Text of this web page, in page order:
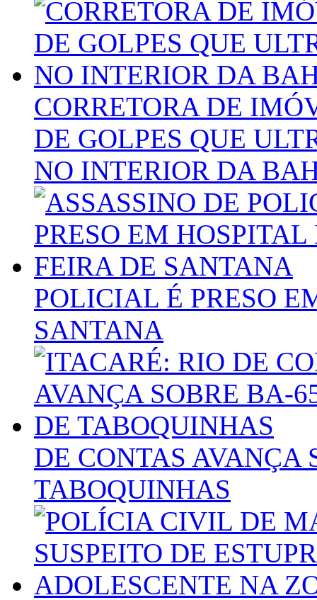
CORRETORA DE
DE GOLPES QUE
NO INTERIOR DA
POLICIAL É PRESO
SANTANA
DE CONTAS AVANÇA
TABOQUINHAS